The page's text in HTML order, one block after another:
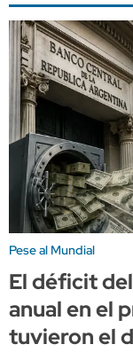
Pese al Mundial
El déficit
anual en el
tuvieron el